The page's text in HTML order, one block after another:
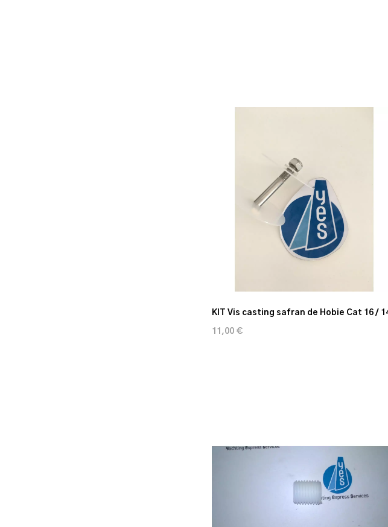
KIT Vis casting safran de Hobie Cat 16 /
11,00 €